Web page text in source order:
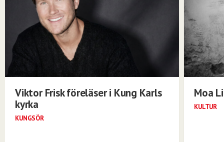
Viktor Frisk föreläser i Kung Karls
kyrka
KUNGSÖR
Moa
KULTUR